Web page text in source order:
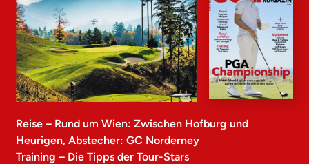
Reise – Rund um Wien: Zwischen Hofburg und
Heurigen, Abstecher: GC Norderney
Training – Die Tipps der Tour-Stars